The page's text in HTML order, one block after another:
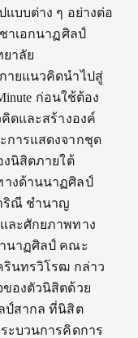
บบต่าง ๆ อย่างต่อ
าเอกนาฏศิลป์
าลัย
ายแนวคิดนำไปสู่
ก่อนใช้ต้อง
ดและสร้างองค์
การแสดงจากชุด
งนิสิตภายใต้
งด้านนาฏศิลป์
ริณี ชำนาญ
ละศักยภาพทาง
นาฏศิลป์ คณะ
นทรวิโรฒ กล่าว
ของตัวนิสิตด้วย
ป์สากล ที่นิสิต
ะบวนการคิดการ